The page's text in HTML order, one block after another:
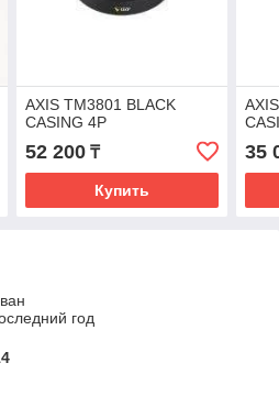
AXIS TM3801 BLACK
CASING 4P
52 200₸
Купить
35
год